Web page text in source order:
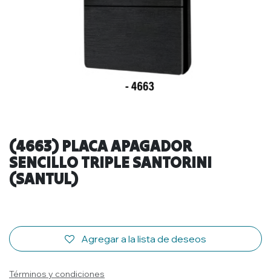
(4663) PLACA APAGADOR
SENCILLO TRIPLE SANTORINI
(SANTUL)
Agregar a la lista de deseos
Términos y condiciones